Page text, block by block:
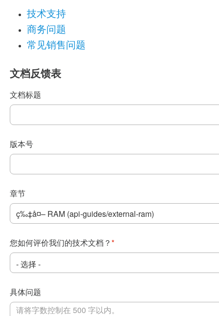
技术支持
商务问题
常见销售问题
文档反馈表
文档标题
版本号
章节
您如何评价我们的技术文档？ *
具体问题